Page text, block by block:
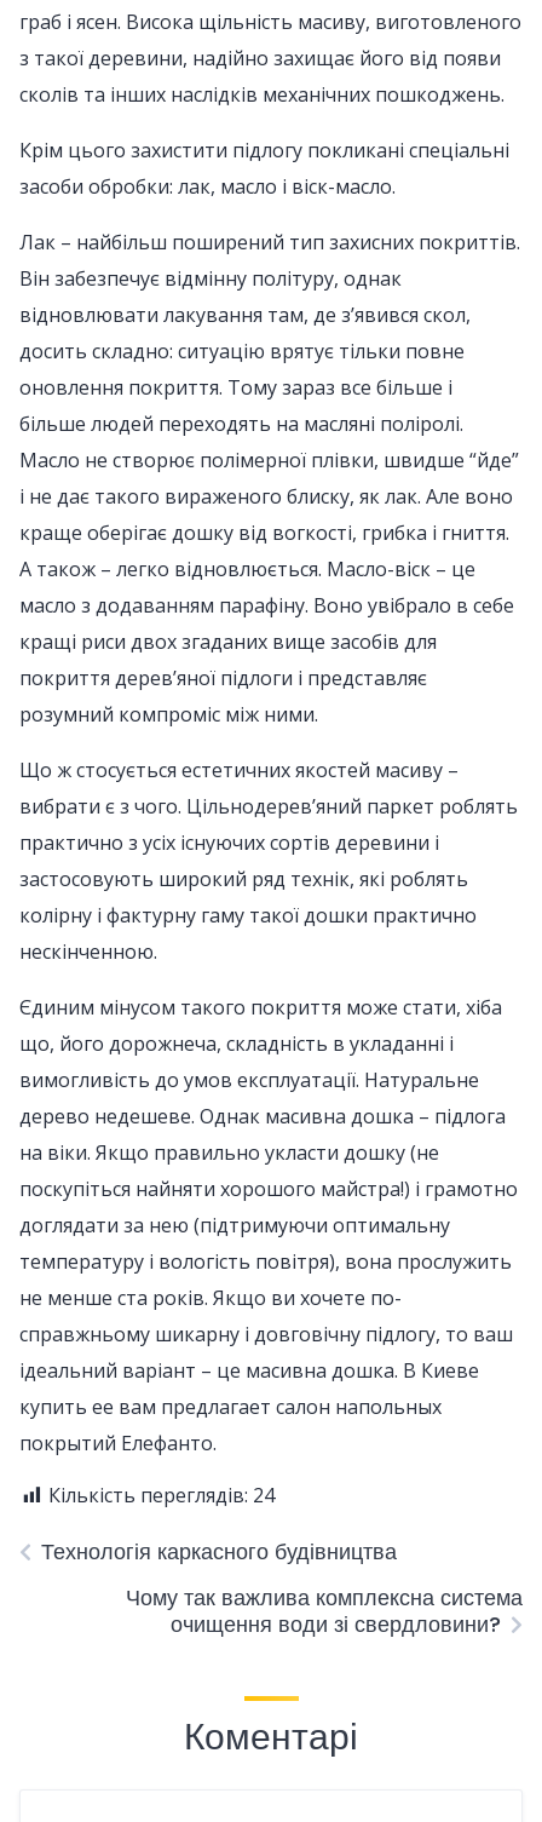
граб і ясен. Висока щільність масиву, виготовленого
з такої деревини, надійно захищає його від появи
сколів та інших наслідків механічних пошкоджень.
Крім цього захистити підлогу покликані спеціальні
засоби обробки: лак, масло і віск-масло.
Лак – найбільш поширений тип захисних покриттів.
Він забезпечує відмінну політуру, однак
відновлювати лакування там, де з’явився скол,
досить складно: ситуацію врятує тільки повне
оновлення покриття. Тому зараз все більше і
більше людей переходять на масляні поліролі.
Масло не створює полімерної плівки, швидше “йде”
і не дає такого вираженого блиску, як лак. Але воно
краще оберігає дошку від вогкості, грибка і гниття.
А також – легко відновлюється. Масло-віск – це
масло з додаванням парафіну. Воно увібрало в себе
кращі риси двох згаданих вище засобів для
покриття дерев’яної підлоги і представляє
розумний компроміс між ними.
Що ж стосується естетичних якостей масиву –
вибрати є з чого. Цільнодерев’яний паркет роблять
практично з усіх існуючих сортів деревини і
застосовують широкий ряд технік, які роблять
колірну і фактурну гаму такої дошки практично
нескінченною.
Єдиним мінусом такого покриття може стати, хіба
що, його дорожнеча, складність в укладанні і
вимогливість до умов експлуатації. Натуральне
дерево недешеве. Однак масивна дошка – підлога
на віки. Якщо правильно укласти дошку (не
поскупіться найняти хорошого майстра!) і грамотно
доглядати за нею (підтримуючи оптимальну
температуру і вологість повітря), вона прослужить
не менше ста років. Якщо ви хочете по-
справжньому шикарну і довговічну підлогу, то ваш
ідеальний варіант – це масивна дошка. В Киеве
купить ее вам предлагает салон напольных
покрытий Елефанто.
Кількість переглядів: 24
Технологія каркасного будівництва
Чому так важлива комплексна система
очищення води зі свердловини?
Коментарі